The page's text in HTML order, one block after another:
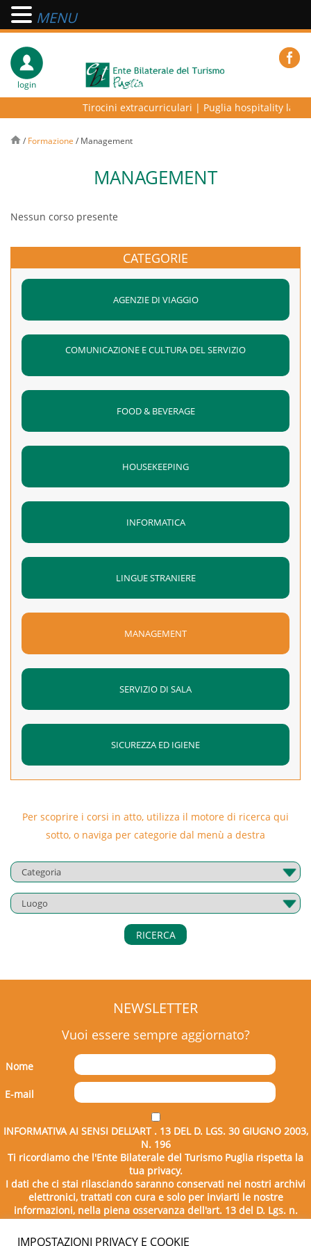
login
Tirocini extracurriculari|Puglia hospitality lab –
/ Formazione / Management
MANAGEMENT
Nessun corso presente
CATEGORIE
AGENZIE DI VIAGGIO
COMUNICAZIONE E CULTURA DEL SERVIZIO
FOOD & BEVERAGE
HOUSEKEEPING
INFORMATICA
LINGUE STRANIERE
MANAGEMENT
SERVIZIO DI SALA
SICUREZZA ED IGIENE
Per scoprire i corsi in atto, utilizza il motore di ricerca qui
sotto, o naviga per categorie dal menù a destra
RICERCA
NEWSLETTER
Vuoi essere sempre aggiornato?
Nome
E-mail
INFORMATIVA AI SENSI DELL’ART . 13 DEL D. LGS. 30 GIUGNO 2003,
N. 196
Ti ricordiamo che l'Ente Bilaterale del Turismo Puglia rispetta la
tua privacy.
I dati che ci stai rilasciando saranno conservati nei nostri archivi
elettronici, trattati con cura e solo per inviarti le nostre
informazioni, nella piena osservanza dell'art. 13 del D. Lgs. n.
196/2003.
IMPOSTAZIONI PRIVACY E COOKIE
MENU